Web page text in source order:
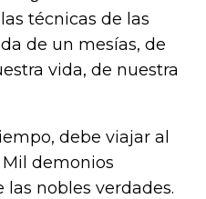
técnicas de las
de un mesías, de
vida, de nuestra
debe viajar al
Mil demonios
nobles verdades.